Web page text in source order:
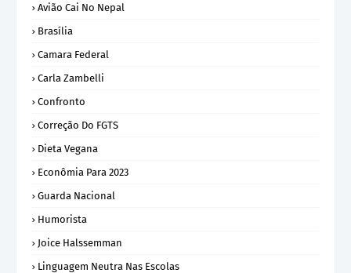
Avião Cai No Nepal
Brasília
Camara Federal
Carla Zambelli
Confronto
Correção Do FGTS
Dieta Vegana
Econômia Para 2023
Guarda Nacional
Humorista
Joice Halssemman
Linguagem Neutra Nas Escolas